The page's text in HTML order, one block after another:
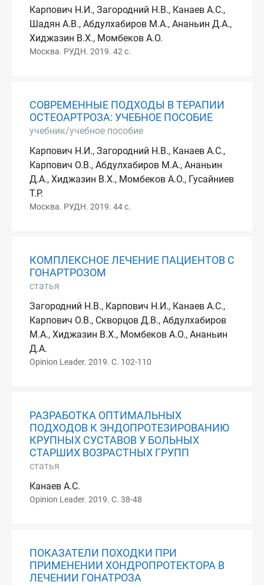
Карпович Н.И., Загородний Н.В., Канаев А.С.,
Шадян А.В., Абдулхабиров М.А., Ананьин Д.А.,
Хиджазин В.Х., Момбеков А.О.
Москва. РУДН. 2019. 42 с.
СОВРЕМЕННЫЕ ПОДХОДЫ В ТЕРАПИИ
ОСТЕОАРТРОЗА: УЧЕБНОЕ ПОСОБИЕ
учебник/учебное пособие
Карпович Н.И., Загородний Н.В., Канаев А.С.,
Карпович О.В., Абдулхабиров М.А., Ананьин
Д.А., Хиджазин В.Х., Момбеков А.О., Гусайниев
Т.Р.
Москва. РУДН. 2019. 44 с.
КОМПЛЕКСНОЕ ЛЕЧЕНИЕ ПАЦИЕНТОВ С
ГОНАРТРОЗОМ
статья
Загородний Н.В., Карпович Н.И., Канаев А.С.,
Карпович О.В., Скворцов Д.В., Абдулхабиров
М.А., Хиджазин В.Х., Момбеков А.О., Ананьин
Д.А.
Opinion Leader. 2019. С. 102-110
РАЗРАБОТКА ОПТИМАЛЬНЫХ
ПОДХОДОВ К ЭНДОПРОТЕЗИРОВАНИЮ
КРУПНЫХ СУСТАВОВ У БОЛЬНЫХ
СТАРШИХ ВОЗРАСТНЫХ ГРУПП
статья
Канаев А.С.
Opinion Leader. 2019. С. 38-48
ПОКАЗАТЕЛИ ПОХОДКИ ПРИ
ПРИМЕНЕНИИ ХОНДРОПРОТЕКТОРА В
ЛЕЧЕНИИ ГОНАТРОЗА